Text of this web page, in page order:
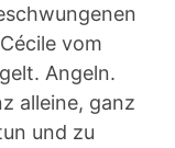
vom
Angeln.
alleine, ganz
und zu